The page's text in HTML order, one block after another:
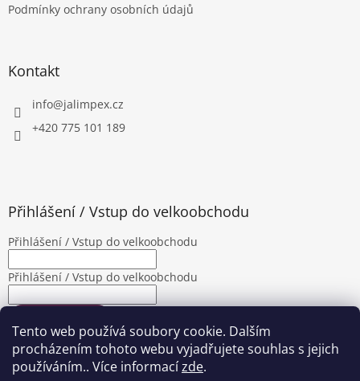
Tento web používá soubory cookie. Dalším
procházením tohoto webu vyjadřujete souhlas s jejich
používáním.. Více informacízde.
Podmínky ochrany osobních údajů
Kontakt
info@jalimpex.cz
+420 775 101 189
Přihlášení / Vstup do velkoobchodu
Přihlášení / Vstup do velkoobchodu
Přihlášení / Vstup do velkoobchodu
Nová registrace Zapomenuté heslo